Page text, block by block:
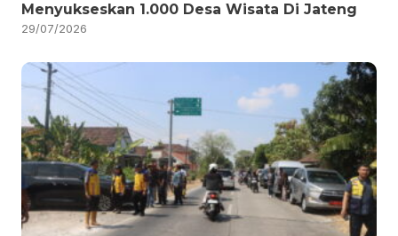
Menyukseskan 1.000 Desa Wisata Di Jateng
29/07/2026